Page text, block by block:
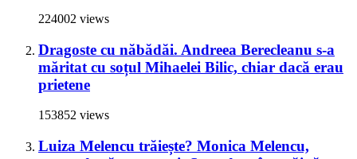
224002 views
Dragoste cu năbădăi. Andreea Berecleanu s-a
măritat cu soțul Mihaelei Bilic, chiar dacă erau
prietene
153852 views
Luiza Melencu trăiește? Monica Melencu,